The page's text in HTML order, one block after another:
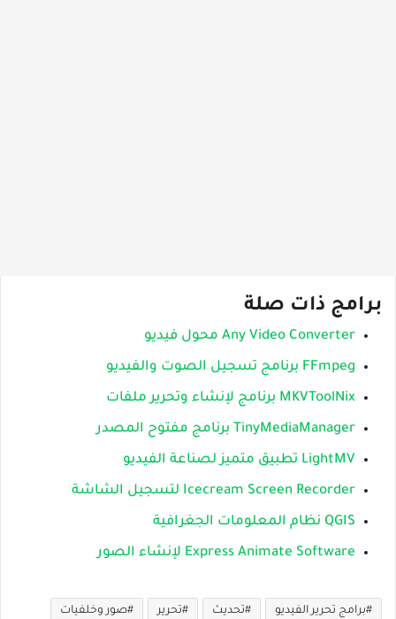
برامج ذات صلة
Any Video Converter محول فيديو
FFmpeg برنامج تسجيل الصوت والفيديو
MKVToolNix برنامج لإنشاء وتحرير ملفات
TinyMediaManager برنامج مفتوح المصدر
LightMV تطبيق متميز لصناعة الفيديو
Icecream Screen Recorder لتسجيل الشاشة
QGIS نظام المعلومات الجغرافية
Express Animate Software لإنشاء الصور
برامج تحرير الفيديو تحديث تحرير صور وخلفيات